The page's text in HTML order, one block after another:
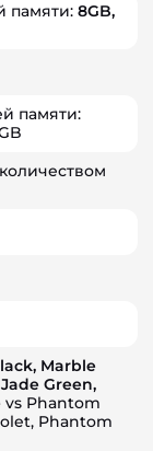
памяти: 8GB,
памяти:
Marble
Green,
vs Phantom
Phantom